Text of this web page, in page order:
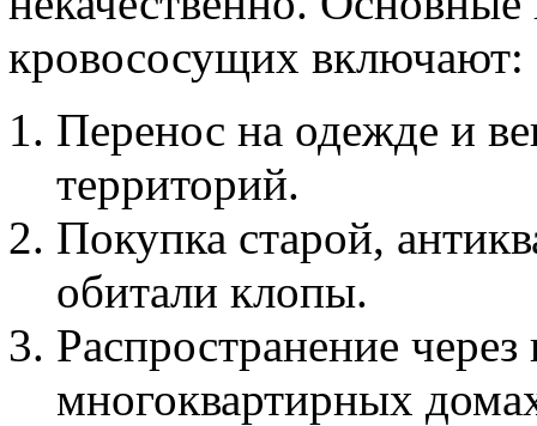
кровососущих включают:
Перенос на одежде и
территорий.
Покупка старой,
обитали клопы.
Распространение
многоквартирных